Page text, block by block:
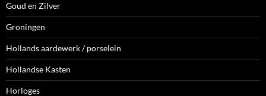
Goud en Zilver
Groningen
Hollands aardewerk / porselein
Hollandse Kasten
Horloges